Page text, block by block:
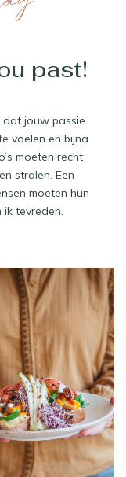
past!
jouw passie
voelen en bijna
moeten recht
stralen. Een
moeten hun
ik tevreden.